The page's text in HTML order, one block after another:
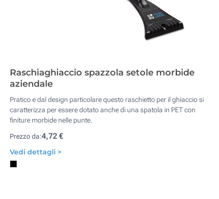
Raschiaghiaccio spazzola setole morbide
aziendale
Pratico e dal design particolare questo raschietto per il ghiaccio si
caratterizza per essere dotato anche di una spatola in PET con
finiture morbide nelle punte.
Prezzo da:4,72 €
Vedi dettagli >